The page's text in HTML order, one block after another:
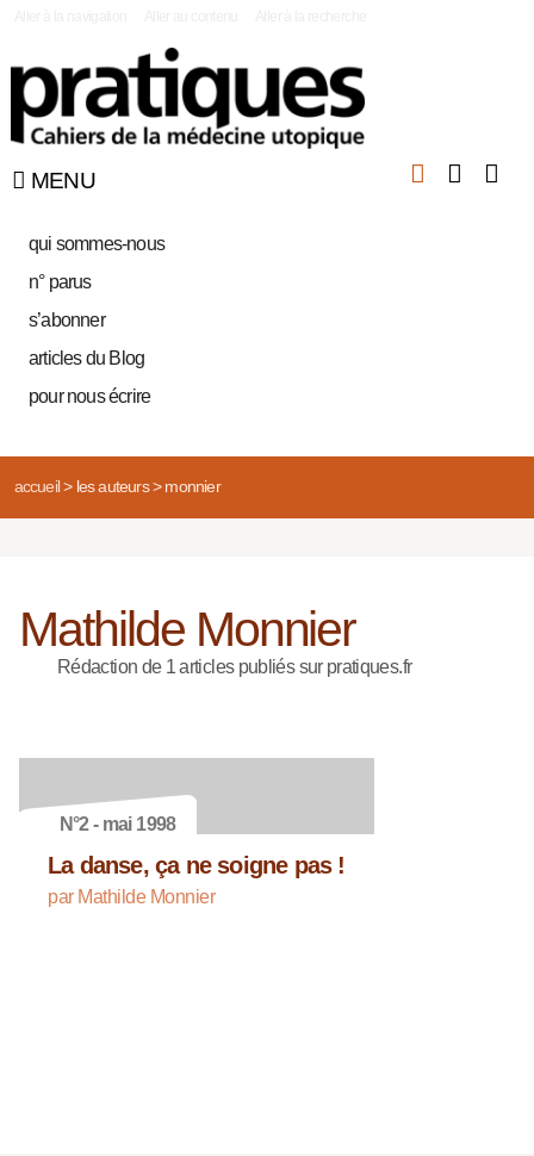
MENU
qui sommes-nous
n° parus
s’abonner
articles du Blog
pour nous écrire
accueil> les auteurs> monnier
Mathilde Monnier
Rédaction de 1 articles publiés sur pratiques.fr
N°2 - mai 1998
La danse, ça ne soigne pas !
par Mathilde Monnier